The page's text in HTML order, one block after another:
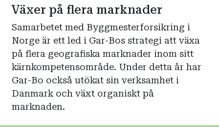
Växer på flera marknader
Samarbetet med Byggmesterforsikring i
Norge är ett led i Gar-Bos strategi att växa
på flera geografiska marknader inom sitt
kärnkompetensområde. Under detta år har
Gar-Bo också utökat sin verksamhet i
Danmark och växt organiskt på
marknaden.